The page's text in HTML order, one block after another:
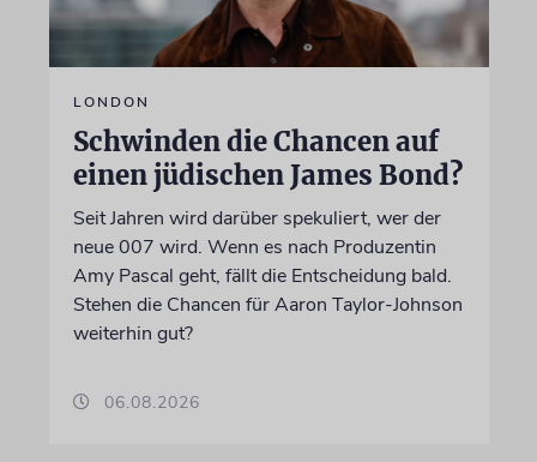
LONDON
Schwinden die Chancen auf
einen jüdischen James Bond?
Seit Jahren wird darüber spekuliert, wer der
neue 007 wird. Wenn es nach Produzentin
Amy Pascal geht, fällt die Entscheidung bald.
Stehen die Chancen für Aaron Taylor-Johnson
weiterhin gut?
06.08.2026